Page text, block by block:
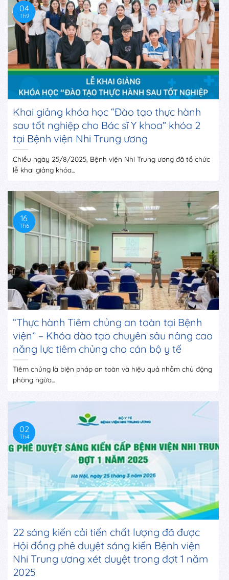
Khai giảng khóa học “Đào tạo thực hành
sau tốt nghiệp cho Bác sĩ Y khoa” khóa 2
tại Bệnh viện Nhi Trung ương
Chiều ngày 25/8/2025, Bệnh viện Nhi Trung ương đã tổ chức
lễ khai giảng khóa...
04
Th9
“Thực hành Tiêm chủng an toàn tại Bệnh
viện” – Khóa đào tạo chuyên sâu nâng cao
năng lực tiêm chủng cho cán bộ y tế
Tiêm chủng là biện pháp an toàn và hiệu quả nhằm chủ động
phòng ngừa...
16
Th6
22 sáng kiến cải tiến chất lượng đã được
Hội đồng phê duyệt sáng kiến Bệnh viện
Nhi Trung ương xét duyệt trong đợt 1 năm
2025
02
Th4